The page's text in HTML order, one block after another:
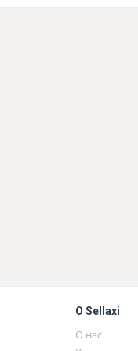
О Sellaxi
О нас